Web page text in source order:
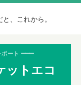
、これから。
ート ーーー
ットエコ